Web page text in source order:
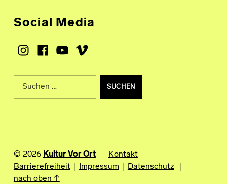
Social Media
Instagram
Facebook
Youtube
Vimeo
Suche nach:
© 2026 Kultur Vor Ort
Kontakt
Barrierefreiheit
Impressum
Datenschutz
nach oben ↑